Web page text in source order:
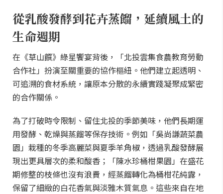
從乳酸發酵到花卉蒸餾，延續風土的
生命週期
在《草山饌》綠星饗宴背後，「北投雲集食農教育勞動
合作社」扮演至關重要的協作樞紐。他們建立起透明、
可追溯的食材系統，讓原本分散的永續實踐凝聚成緊密
的合作關係。
為了打破時令限制、留住北投的季節美味，他們長期運
用發酵、乾燥與蒸餾等保存技術。例如「吳尚謙蔬菜農
園」栽種的冬季高麗菜與夏季羊角椒，透過乳酸發酵展
現出更具層次的柔和酸香；「陳水珍桶柑果園」在盛花
期修整的枝條也沒有浪費，經蒸餾轉化為桶柑花純露，
保留了細緻的白花香氣與淡雅木質氣息。這些來自在地